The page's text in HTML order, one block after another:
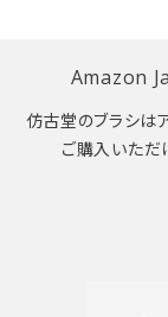
Amazon
仿古堂のブラシは
ご購入いただ